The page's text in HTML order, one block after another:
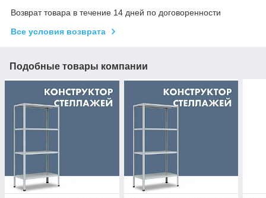
Возврат товара в течение 14 дней по договоренности
Все условия возврата
Подобные товары компании